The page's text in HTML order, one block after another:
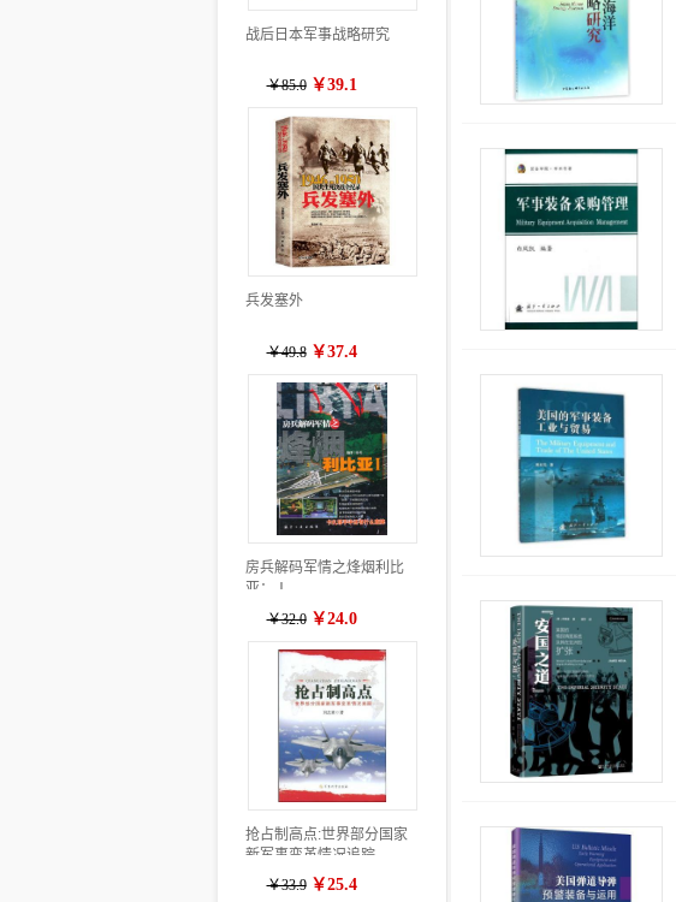
战后日本军事战略研究
￥85.0 ￥39.1
兵发塞外
￥49.8 ￥37.4
房兵解码军情之烽烟利比
亚：Ⅰ
￥32.0 ￥24.0
抢占制高点:世界部分国家
新军事变革情况追踪
￥33.9 ￥25.4